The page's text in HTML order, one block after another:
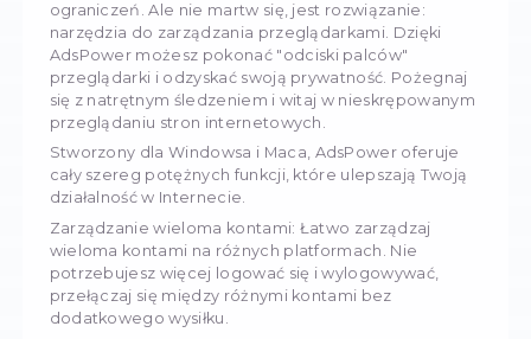
O AdsPower.
W dzisiejszym środowisku online, strony
wyszukiwarki używają technologii
odróżnić prawdziwych użytkowników od
Twoja przeglądarka zostawia unikalne ślady,
pozwalają im śledzić twoją aktywność i
potencjalne zagrożenia.
Web scraping również nie jest pewny przed
odcisków przeglądarek. Coraz częściej
do wykrywania botów do scrapowania i